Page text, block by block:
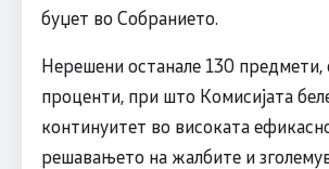
буџет во Собранието.
Нерешени останале 130 предмети,
проценти, при што Комисијата
континуитет во високата
решавањето на жалбите и